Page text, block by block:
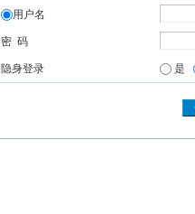
用户名
密 码
隐身登录 是